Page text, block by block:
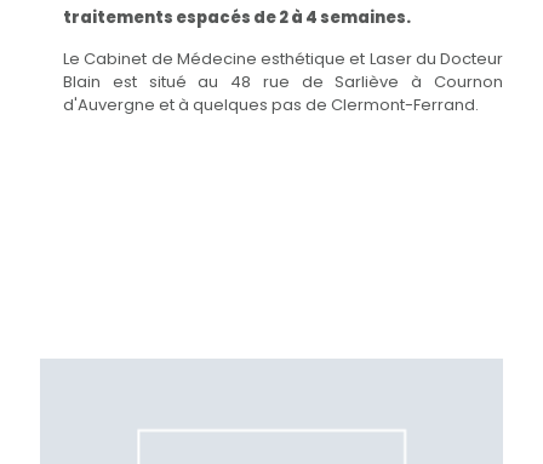
traitements espacés de 2 à 4 semaines.
Le Cabinet de Médecine esthétique et Laser du Docteur
Blain est situé au 48 rue de Sarliève à Cournon
d'Auvergne et à quelques pas de Clermont-Ferrand.